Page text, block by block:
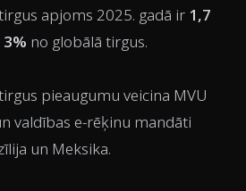
apjoms 2025. gadā ir 1,7
3% no globālā tirgus.
pieaugumu veicina MVU
valdības e-rēķinu mandāti
un Meksika.